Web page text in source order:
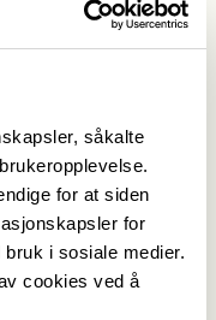
såkalte
for at siden
for
i sosiale medier.
cookies ved å
er nok!
2024
for
Oslo